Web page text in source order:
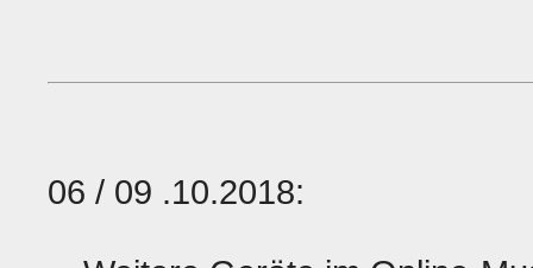
06 / 09 .10.2018: